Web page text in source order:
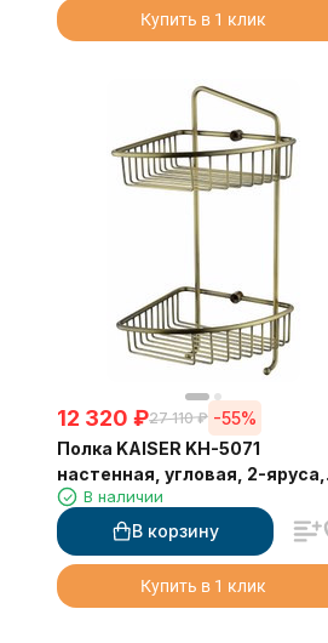
Купить в 1 клик
12 320 ₽27 110 ₽ -55%
Полка KAISER KH-5071
настенная, угловая, 2-яруса,
бронзовый 204*204*430*60
В наличии
В корзину
Купить в 1 клик